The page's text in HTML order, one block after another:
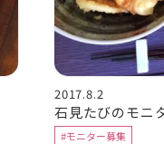
2017.8.2
石見たびのモニ
#モニター募集